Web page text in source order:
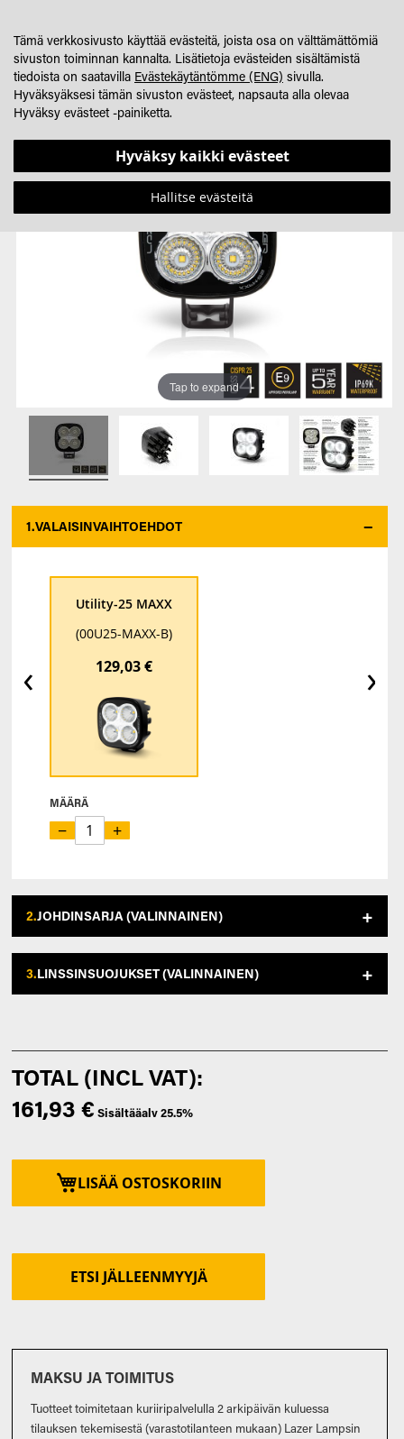
CONTENT
the
of
the
the
of
the
Tap to expand
1.VALAISINVAIHTOEHDOT
‹
Utility-25 MAXX
(00U25-MAXX-B)
129,03 €
MÄÄRÄ
− +
›
2.JOHDINSARJA (VALINNAINEN)
3.LINSSINSUOJUKSET (VALINNAINEN)
LISÄÄ OSTOSKORIIN
ETSI JÄLLEENMYYJÄ
161,93 €
MAKSU JA TOIMITUS
Tuotteet toimitetaan kuriiripalvelulla 2 arkipäivän kuluessa
tilauksen tekemisestä (varastotilanteen mukaan) Lazer Lampsin
Tämä verkkosivusto käyttää evästeitä, joista osa on välttämättömiä
sivuston toiminnan kannalta. Lisätietoja evästeiden sisältämistä
tiedoista on saatavilla Evästekäytäntömme (ENG) sivulla.
Hyväksyäksesi tämän sivuston evästeet, napsauta alla olevaa
Hyväksy evästeet -painiketta.
Hyväksy kaikki evästeet
Hallitse evästeitä